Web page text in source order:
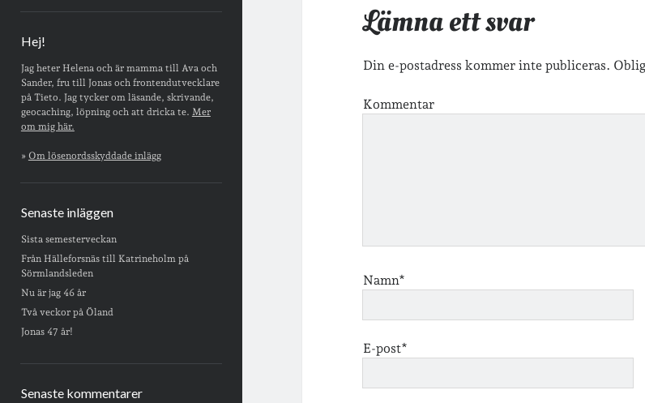
Hej!
Jag heter Helena och är mamma till Ava och
Sander, fru till Jonas och frontendutvecklare
på Tieto. Jag tycker om läsande, skrivande,
geocaching, löpning och att dricka te. Mer
om mig här.
» Om lösenordsskyddade inlägg
Senaste inläggen
Sista semesterveckan
Från Hälleforsnäs till Katrineholm på
Sörmlandsleden
Nu är jag 46 år
Två veckor på Öland
Jonas 47 år!
Senaste kommentarer
Lämna ett svar
Din e-postadress kommer inte publiceras.
Kommentar
Namn*
E-post*